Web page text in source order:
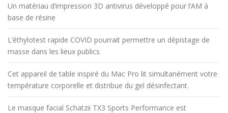
Un matériau d’impression 3D antivirus développé pour l’AM à
base de résine
L’éthylotest rapide COVID pourrait permettre un dépistage de
masse dans les lieux publics
Cet appareil de table inspiré du Mac Pro lit simultanément votre
température corporelle et distribue du gel désinfectant.
Le masque facial Schatzii TX3 Sports Performance est